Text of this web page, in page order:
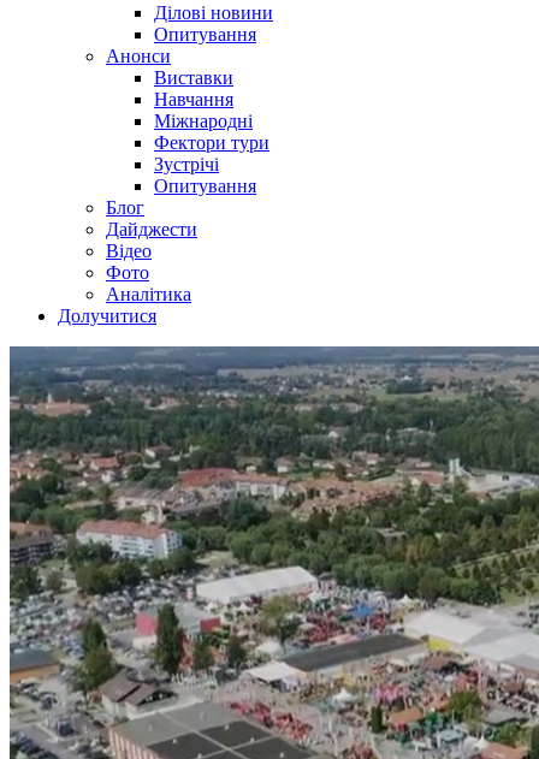
Ділові новини
Опитування
Анонси
Виставки
Навчання
Міжнародні
Фектори тури
Зустрічі
Опитування
Блог
Дайджести
Відео
Фото
Аналітика
Долучитися